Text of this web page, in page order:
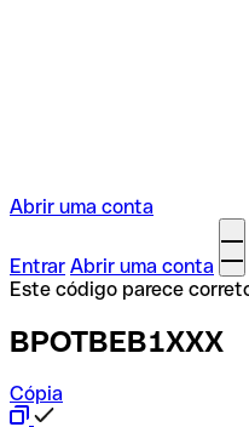
Abrir uma conta
Entrar Abrir uma conta
Este código parece
BPOTBEB1XXX
Cópia